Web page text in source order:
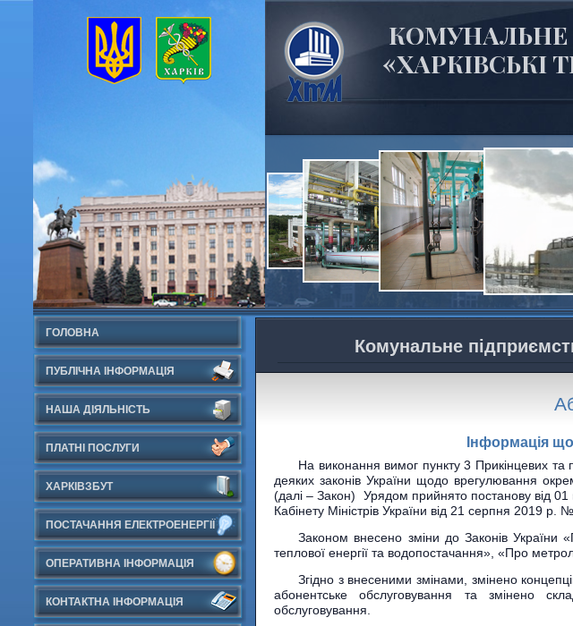
«ХАРКІВСЬКІ
ГОЛОВНА
ПУБЛІЧНА ІНФОРМАЦІЯ
НАША ДІЯЛЬНІСТЬ
ПЛАТНІ ПОСЛУГИ
ХАРКІВЗБУТ
ПОСТАЧАННЯ ЕЛЕКТРОЕНЕРГІЇ
ОПЕРАТИВНА ІНФОРМАЦІЯ
КОНТАКТНА ІНФОРМАЦІЯ
Комунальне
Інформація
На виконання вимог пункту 3 Прикінцевих
деяких законів України щодо врегулювання
(далі – Закон) Урядом прийнято постанову від
Кабінету Міністрів України від 21 серпня 2019 р.
Законом внесено зміни до Законів України
теплової енергії та водопостачання», «Про
Згідно з внесеними змінами, змінено
абонентське обслуговування та змінено
обслуговування.